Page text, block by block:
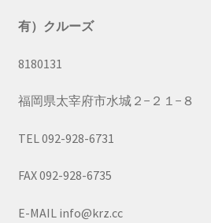
有）クルーズ
8180131
福岡県太宰府市水城２−２１−８
TEL 092-928-6731
FAX 092-928-6735
E-MAIL info@krz.cc